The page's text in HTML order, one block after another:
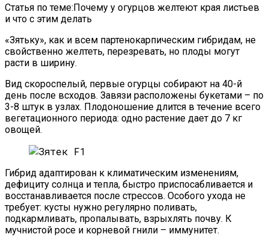
Статья по теме:Почему у огурцов желтеют края листьев
и что с этим делать
«Зятьку», как и всем партенокарпическим гибридам, не
свойственно желтеть, перезревать, но плоды могут
расти в ширину.
Вид скороспелый, первые огурцы собирают на 40-й
день после всходов. Завязи расположены букетами – по
3-8 штук в узлах. Плодоношение длится в течение всего
вегетационного периода: одно растение дает до 7 кг
овощей.
Гибрид адаптирован к климатическим изменениям,
дефициту солнца и тепла, быстро приспосабливается и
восстанавливается после стрессов. Особого ухода не
требует: кусты нужно регулярно поливать,
подкармливать, пропалывать, взрыхлять почву. К
мучнистой росе и корневой гнили – иммунитет.